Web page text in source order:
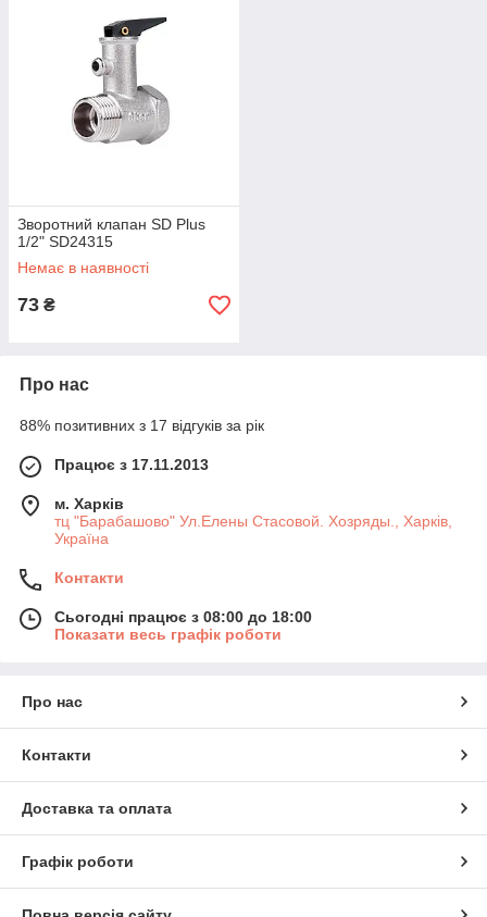
Зворотний клапан SD Plus
1/2" SD24315
Немає в наявності
73 ₴
Про нас
88% позитивних з 17 відгуків за рік
Працює з 17.11.2013
м. Харків
тц "Барабашово" Ул.Елены Стасовой. Хозряды., Харків,
Україна
Контакти
Сьогодні працює з 08:00 до 18:00
Показати весь графік роботи
Про нас
Контакти
Доставка та оплата
Графік роботи